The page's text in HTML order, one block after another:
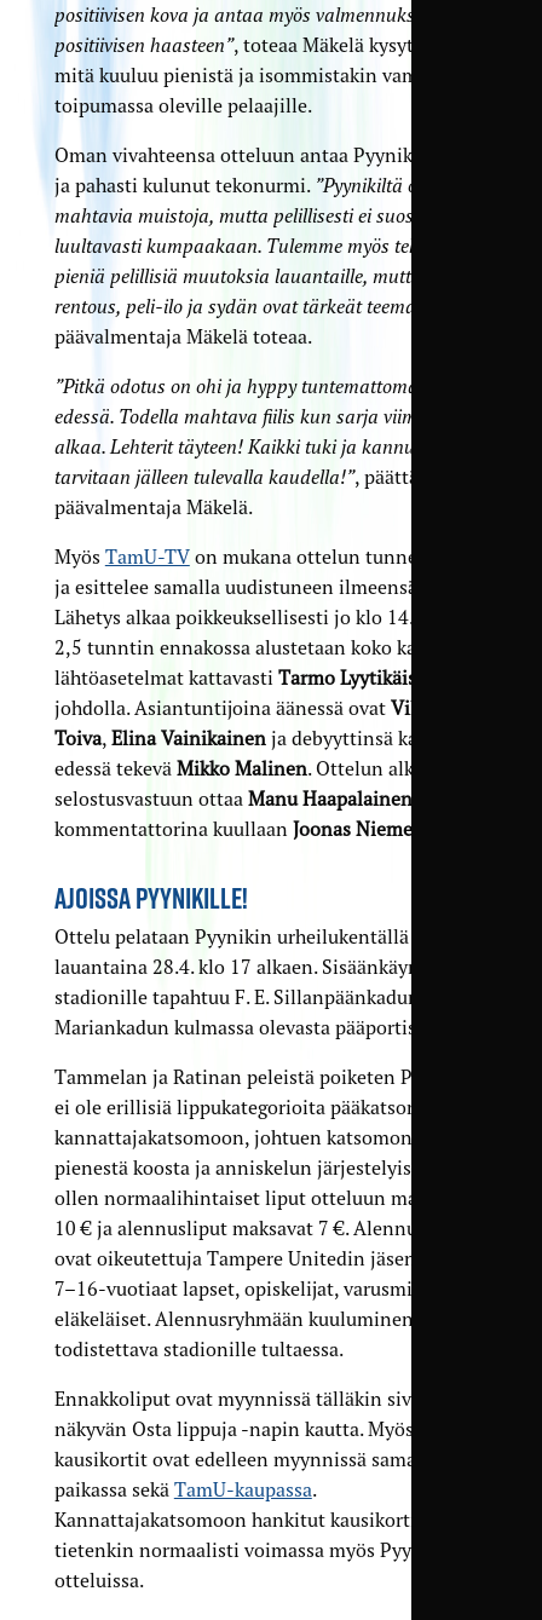
positiivisen kova ja antaa myös valmennukselle
positiivisen haasteen”, toteaa Mäkelä kysyttäessä
mitä kuuluu pienistä ja isommistakin vammoista
toipumassa oleville pelaajille.
Oman vivahteensa otteluun antaa Pyynikin pieni
ja pahasti kulunut tekonurmi. ”Pyynikiltä on
mahtavia muistoja, mutta pelillisesti ei suosi
luultavasti kumpaakaan. Tulemme myös tekemään
pieniä pelillisiä muutoksia lauantaille, mutta
rentous, peli-ilo ja sydän ovat tärkeät teemat”
päävalmentaja Mäkelä toteaa.
”Pitkä odotus on ohi ja hyppy tuntemattomaan on
edessä. Todella mahtava fiilis kun sarja viimein
alkaa. Lehterit täyteen! Kaikki tuki ja kannustus
tarvitaan jälleen tulevalla kaudella!”, päättää
päävalmentaja Mäkelä.
Myös TamU-TVon mukana ottelun tunnelmassa
ja esittelee samalla uudistuneen ilmeensä.
Lähetys alkaa poikkeuksellisesti jo klo 14.30, ja
2,5 tunntin ennakossa alustetaan koko kauden
lähtöasetelmat kattavasti Tarmo Lyytikäisen
johdolla. Asiantuntijoina äänessä ovat Ville
Toiva, Elina Vainikainen ja debyyttinsä kameran
edessä tekevä Mikko Malinen. Ottelun alkaessa
selostusvastuun ottaa Manu Haapalainen
kommentattorina kuullaan Joonas Niemelää
AJOISSA PYYNIKILLE!
Ottelu pelataan Pyynikin urheilukentällä
lauantaina 28.4. klo 17 alkaen. Sisäänkäynti
stadionille tapahtuu F. E. Sillanpäänkadun ja
Mariankadun kulmassa olevasta pääportista.
Tammelan ja Ratinan peleistä poiketen Pyynikillä
ei ole erillisiä lippukategorioita pääkatsomoon ja
kannattajakatsomoon, johtuen katsomon
pienestä koosta ja anniskelun järjestelyistä. Näin
ollen normaalihintaiset liput otteluun maksavat
10 € ja alennusliput maksavat 7 €. Alennukseen
ovat oikeutettuja Tampere Unitedin jäsenet sekä
7–16-vuotiaat lapset, opiskelijat, varusmiehet ja
eläkeläiset. Alennusryhmään kuuluminen on
todistettava stadionille tultaessa.
Ennakkoliput ovat myynnissä tälläkin sivulla
näkyvän Osta lippuja -napin kautta. Myös
kausikortit ovat edelleen myynnissä samassa
paikassa sekä TamU-kaupassa.
Kannattajakatsomoon hankitut kausikortit ovat
tietenkin normaalisti voimassa myös Pyynikin
otteluissa.